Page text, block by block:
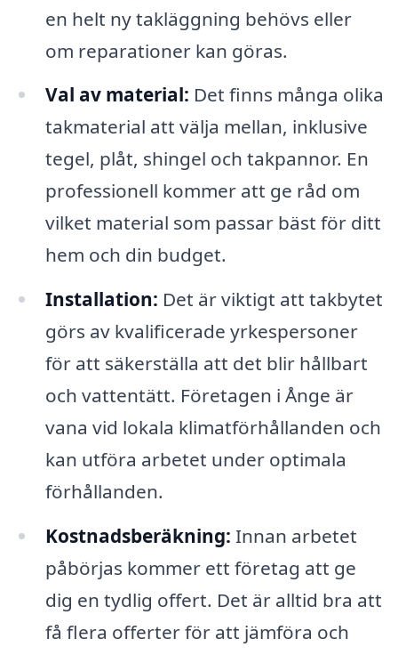
en helt ny takläggning behövs eller
om reparationer kan göras.
Val av material: Det finns många olika
takmaterial att välja mellan, inklusive
tegel, plåt, shingel och takpannor. En
professionell kommer att ge råd om
vilket material som passar bäst för ditt
hem och din budget.
Installation: Det är viktigt att takbytet
görs av kvalificerade yrkespersoner
för att säkerställa att det blir hållbart
och vattentätt. Företagen i Ånge är
vana vid lokala klimatförhållanden och
kan utföra arbetet under optimala
förhållanden.
Kostnadsberäkning: Innan arbetet
påbörjas kommer ett företag att ge
dig en tydlig offert. Det är alltid bra att
få flera offerter för att jämföra och